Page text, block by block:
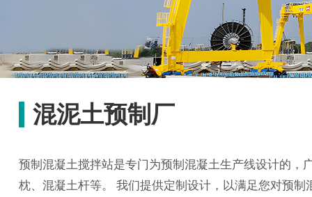
混泥土预制厂
预制混凝土搅拌站是专门为预制混凝土生产线设计的，
枕、混凝土杆等。 我们提供定制设计，以满足您对预